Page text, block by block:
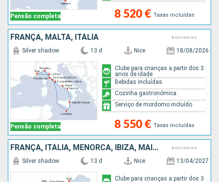
Pensão completa 8 520 € Taxas incluídas
FRANÇA, MALTA, ITÁLIA
Pensão completa
Silver shadow 13 d Nice 18/08/2026
8 550 € Taxas incluídas
Clube para crianças a partir dos 3
anos de idade
Bebidas incluídas
Cozinha gastronómica
Serviço de mordomo incluído
FRANÇA, ITÁLIA, MENORCA, IBIZA, MAIORCA, ESPANHA
Silver shadow 13 d Nice 13/04/2027
Clube para crianças a partir dos 3